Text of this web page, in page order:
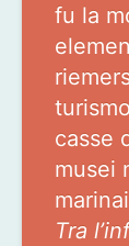
fu la
casse
musei
Tra